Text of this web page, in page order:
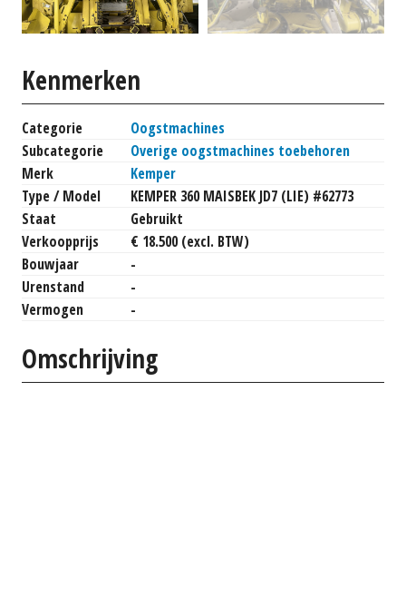
Kenmerken
Categorie
Oogstmachines
Subcategorie
Overige oogstmachines toebehoren
Merk
Kemper
Type / Model
KEMPER 360 MAISBEK JD7 (LIE) #62773
Staat
Gebruikt
Verkoopprijs
€ 18.500 (excl. BTW)
Bouwjaar
-
Urenstand
-
Vermogen
-
Omschrijving